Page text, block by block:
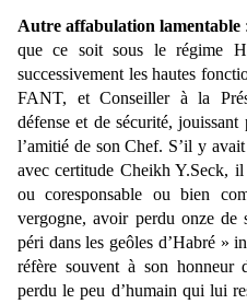
Autre affabulation lamentable
que ce soit sous le régime
successivement les hautes
FANT, et Conseiller à la
défense et de sécurité,
l’amitié de son Chef. S’il y
avec certitude Cheikh Y.Seck,
ou coresponsable ou bien
vergogne, avoir perdu onze
péri dans les geôles d’Habré »
réfère souvent à son honneur
perdu le peu d’humain qui lui